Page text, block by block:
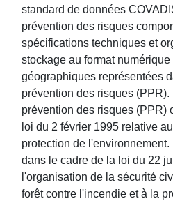
standard de données
prévention des risques
spécifications techniques et
stockage au format
géographiques représentées
prévention des risques
prévention des risques (PPR)
loi du 2 février 1995 relative
protection de
dans le cadre de la loi du 22
l'organisation de la sécurité
forêt contre l'incendie et à la